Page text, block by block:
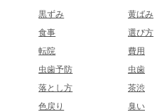
黒ずみ
黄ばみ
食事
選び方
転院
費用
虫歯予防
虫歯
落とし方
茶渋
色戻り
臭い